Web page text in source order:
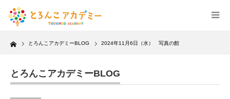
Home とろんこアカデミーBLOG 2024年11月6日（水） 写真の館
とろんこアカデミーBLOG